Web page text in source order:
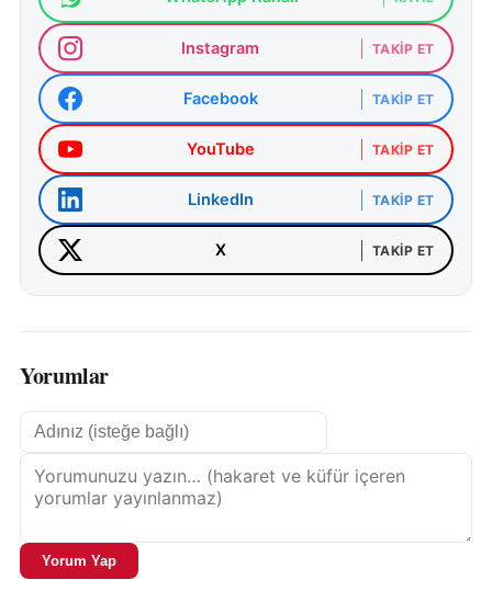
Instagram TAKIP ET
Facebook TAKIP ET
YouTube TAKIP ET
LinkedIn TAKIP ET
X TAKIP ET
Yorumlar
Yorum Yap